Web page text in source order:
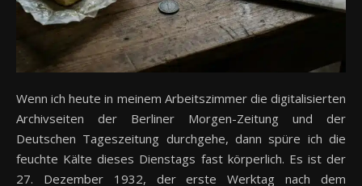
Wenn ich heute in meinem Arbeitszimmer die digitalisierten
Archivseiten der Berliner Morgen-Zeitung und der
Deutschen Tageszeitung durchgehe, dann spüre ich die
feuchte Kälte dieses Dienstags fast körperlich. Es ist der
27. Dezember 1932, der erste Werktag nach dem